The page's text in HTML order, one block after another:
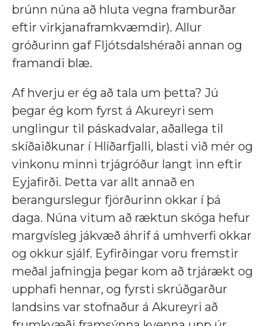
brúnn núna að hluta vegna framburðar
eftir virkjanaframkvæmdir). Allur
gróðurinn gaf Fljótsdalshéraði annan og
framandi blæ.
Af hverju er ég að tala um þetta? Jú
þegar ég kom fyrst á Akureyri sem
unglingur til páskadvalar, aðallega til
skíðaiðkunar í Hlíðarfjalli, blasti við mér og
vinkonu minni trjágróður langt inn eftir
Eyjafirði. Þetta var allt annað en
berangurslegur fjörðurinn okkar í þá
daga. Núna vitum að ræktun skóga hefur
margvísleg jákvæð áhrif á umhverfi okkar
og okkur sjálf. Eyfirðingar voru fremstir
meðal jafningja þegar kom að trjárækt og
upphafi hennar, og fyrsti skrúðgarður
landsins var stofnaður á Akureyri að